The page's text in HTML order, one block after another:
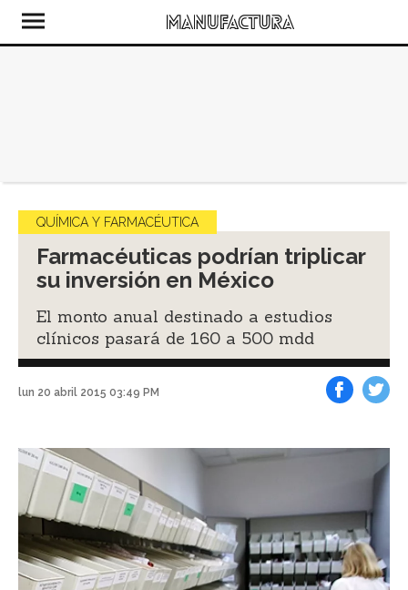
QUÍMICA Y FARMACÉUTICA
Farmacéuticas podrían triplicar
su inversión en México
El monto anual destinado a estudios
clínicos pasará de 160 a 500 mdd
lun 20 abril 2015 03:49 PM